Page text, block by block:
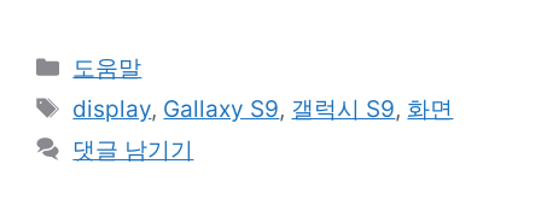
카
테
리
도움말
태
그
display, Gallaxy S9, 갤럭시 S9, 화면
댓글 남기기